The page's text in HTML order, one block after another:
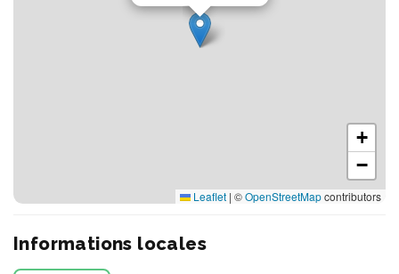
+
−
Leaflet | ©OpenStreetMapcontributors
Informations locales